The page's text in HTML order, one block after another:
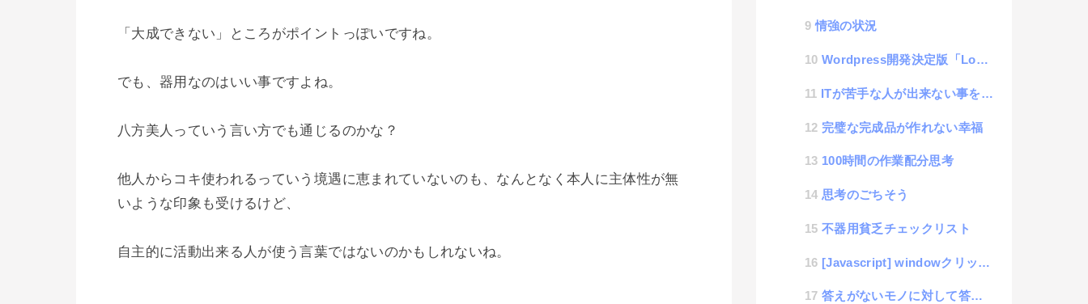
「大成できない」ところがポイントっぽいですね。
でも、器用なのはいい事ですよね。
八方美人っていう言い方でも通じるのかな？
他人からコキ使われるっていう境遇に恵まれていないのも、なんとなく本人に主体性が無
いような印象も受けるけど、
自主的に活動出来る人が使う言葉ではないのかもしれないね。
情強の状況
Wordpress開発決定版「Local By Flywheel」
ITが苦手な人が出来ない事を一瞬で解決してあげる話
完璧な完成品が作れない幸福
100時間の作業配分思考
思考のごちそう
不器用貧乏チェックリスト
[Javascript] windowクリックイベントとlabelタグを使った時の注意点
答えがないモノに対して答えを探す姿勢